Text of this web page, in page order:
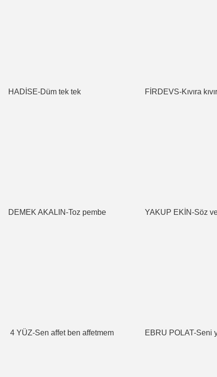
HADİSE-Düm tek tek FİRDEVS-Kıvıra
DEMEK AKALIN-Toz pembe YAKUP EKİN-Söz
4 YÜZ-Sen affet ben affetmem EBRU POLAT-Seni